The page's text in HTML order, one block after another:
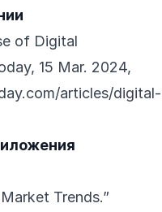
of Digital
15 Mar. 2024,
articles/digital-
Trends.”